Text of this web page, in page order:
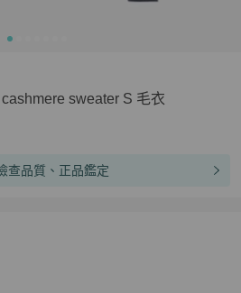
sweater S 毛衣
查品質、正品鑑定
cashmere sweater S 毛衣